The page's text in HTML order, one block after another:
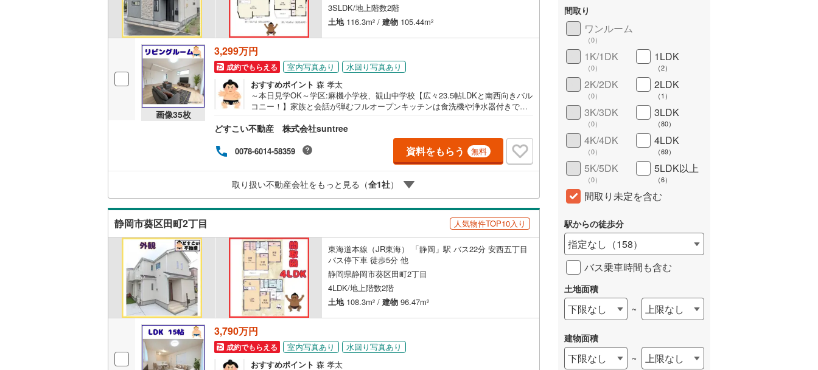
3SLDK/地上階数2階
土地116.3m2 / 建物 105.44m2
画像35枚
3,299万円
成約でもらえる 室内写真あり
水回り写真あり
おすすめポイント 森 孝太
～本日見学OK～学区:麻機小学校、観山中学校【広々23.5帖LDKと南西向きバル
コニー！】家族と会話が弾むフルオープンキッチンは食洗機や浄水器付きで毎
ます！・23.5帖の広々としたLDKにはフルオープンキッチンを採用しておりご
家族とお話しながらお料理ができます。・南西向きの広いバルコニーを備えて
おり温かい日光をあびて日々の生活を送ることができます。・長期優良住宅か
つ設計住宅性能評価書を取得しておりZEH水準の省エネ性能ラベルも備えてい
としてご活用いただけます。・食器洗浄乾燥機や浄水器などの充実した設備が
毎日の快適な暮らしをサポートします。
どすこい不動産 株式会社suntree
0078-6014-58359 資料をもらう 無料
取り扱い不動産会社をもっと見る（全1社）
静岡市葵区田町2丁目 人気物件TOP10入り
東海道本線（JR東海） 「静岡」駅 バス22分 安西五丁目
バス停下車 徒歩5分 他
静岡県静岡市葵区田町2丁目
4LDK/地上階数2階
土地108.3m2 / 建物 96.47m2
3,790万円
成約でもらえる 室内写真あり
水回り写真あり
おすすめポイント 森 孝太
間取り
ワンルーム
（0）
1K/1DK
（0）
1LDK
（2）
2K/2DK
（0）
2LDK
（1 ）
3K/3DK
（0）
3LDK
（80）
4K/4DK
（0）
4LDK
（69）
5K/5DK
（0）
5LDK以上
（6）
間取り未定を含む
駅からの徒歩分
指定なし （158）
バス乗車時間も含む
土地面積
下限なし ~ 上限なし
建物面積
下限なし ~ 上限なし
オンライン対応
オンライン内見(相談)可
オンライン対応とは？ 詳しく見る